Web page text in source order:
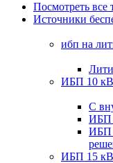
Посмотреть все
Источники
ибп на
ИБП 10
С
ИБП
ИБП
ИБП 15